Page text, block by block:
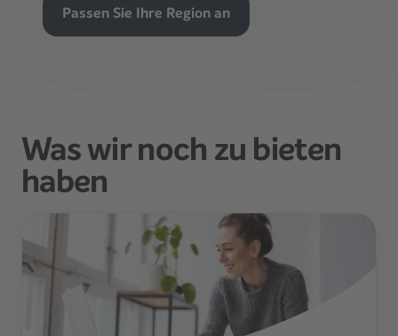
Passen Sie Ihre Region an
Was wir noch zu bieten
haben